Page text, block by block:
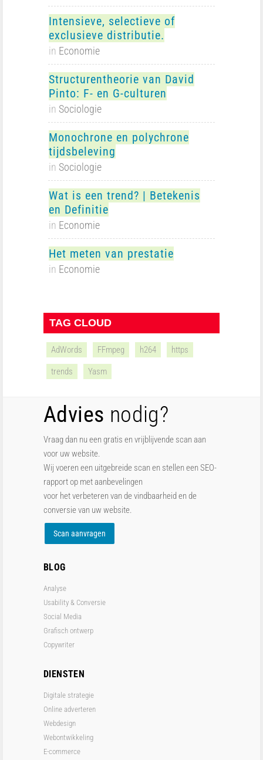
Intensieve, selectieve of
exclusieve distributie.
in Economie
Structurentheorie van David
Pinto: F- en G-culturen
in Sociologie
Monochrone en polychrone
tijdsbeleving
in Sociologie
Wat is een trend? | Betekenis
en Definitie
in Economie
Het meten van prestatie
in Economie
TAG CLOUD
AdWords FFmpeg h264 https
trends Yasm
Advies nodig?
Vraag dan nu een gratis en vrijblijvende scan aan
voor uw website.
Wij voeren een uitgebreide scan en stellen een SEO-
rapport op met aanbevelingen
voor het verbeteren van de vindbaarheid en de
conversie van uw website.
Scan aanvragen
BLOG
Analyse
Usability & Conversie
Social Media
Grafisch ontwerp
Copywriter
DIENSTEN
Digitale strategie
Online adverteren
Webdesign
Webontwikkeling
E-commerce